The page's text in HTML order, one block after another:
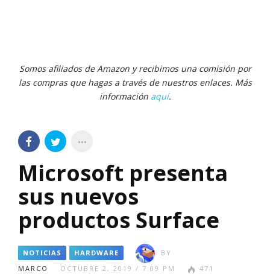
Somos afiliados de Amazon y recibimos una comisión por
las compras que hagas a través de nuestros enlaces. Más
información aquí.
Microsoft presenta
sus nuevos
productos Surface
NOTICIAS HARDWARE
BY
MARCO
OCTUBRE 2, 2019 / 7:09 PM 471